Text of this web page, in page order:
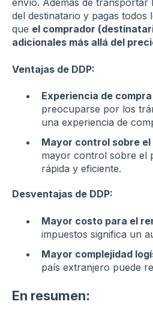
envío. Además de transportar
del destinatario y pagas todos
que el comprador
adicionales más allá del
Ventajas de DDP:
Experiencia de
preocuparse por los
una experiencia de
Mayor control sobre el
mayor control sobre el
rápida y eficiente.
Desventajas de DDP:
Mayor costo para el
impuestos significa un
Mayor complejidad
país extranjero puede
En resumen: